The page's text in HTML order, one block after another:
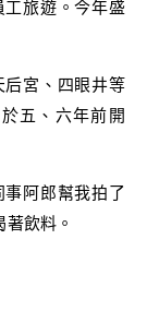
旅遊。今年盛
宮、四眼井等
五、六年前開
阿郎幫我拍了
飲料。